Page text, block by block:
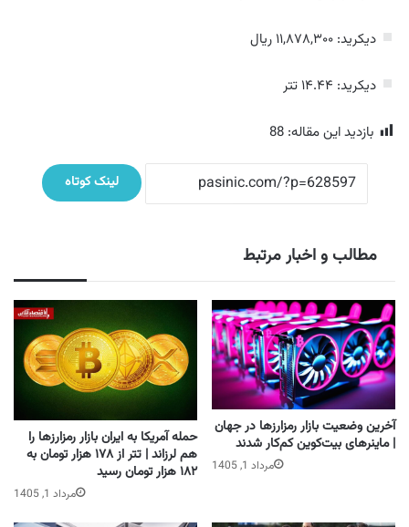
دیکرید: ۱۱,۸۷۸,۳۰۰ ریال
دیکرید: ۱۴.۴۴ تتر
بازدید این مقاله: 88
لینک کوتاه
مطالب و اخبار مرتبط
حمله آمریکا به ایران بازار رمزارزها را
هم لرزاند | تتر از ۱۷۸ هزار تومان به
۱۸۲ هزار تومان رسید
مرداد 1, 1405
آخرین وضعیت بازار رمزارزها در جهان
| ماینرهای بیت‌کوین کم‌کار شدند
مرداد 1, 1405